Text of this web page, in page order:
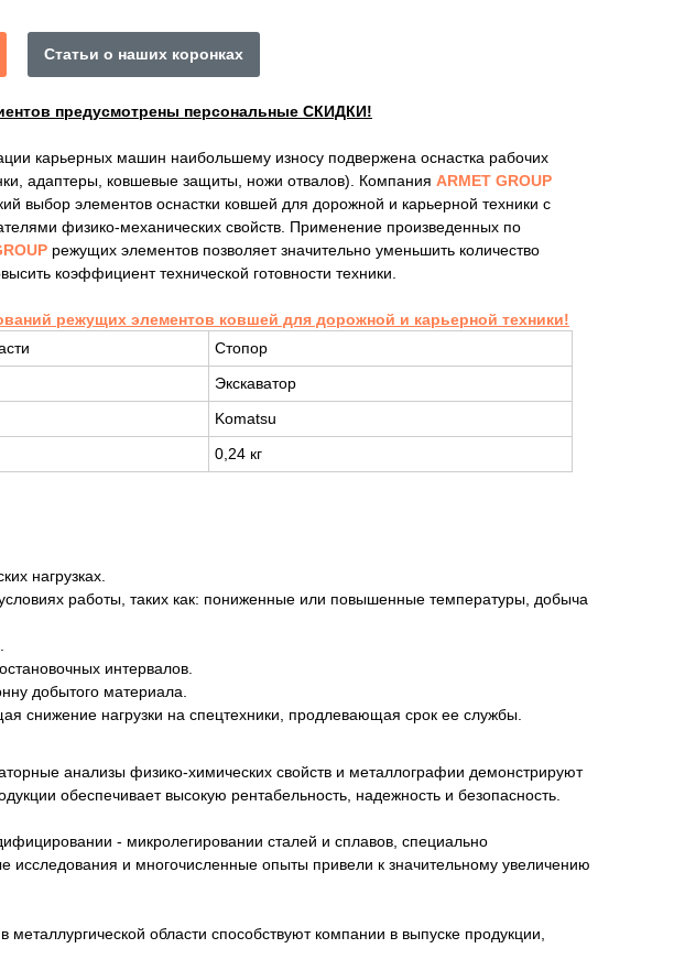
Статьи о наших коронках
предусмотрены персональные СКИДКИ!
карьерных машин наибольшему износу подвержена оснастка рабочих
адаптеры, ковшевые защиты, ножи отвалов). Компания ARMET GROUP
выбор элементов оснастки ковшей для дорожной и карьерной техники с
физико-механических свойств. Применение произведенных по
режущих элементов позволяет значительно уменьшить количество
коэффициент технической готовности техники.
режущих элементов ковшей для дорожной и карьерной техники!
Стопор
Экскаватор
Komatsu
0,24 кг
нагрузках.
работы, таких как: пониженные или повышенные температуры, добыча
интервалов.
добытого материала.
снижение нагрузки на спецтехники, продлевающая срок ее службы.
анализы физико-химических свойств и металлографии демонстрируют
обеспечивает высокую рентабельность, надежность и безопасность.
- микролегировании сталей и сплавов, специально
и многочисленные опыты привели к значительному увеличению
области способствуют компании в выпуске продукции,